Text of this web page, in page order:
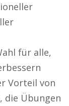
für alle,
Vorteil von
die Übungen